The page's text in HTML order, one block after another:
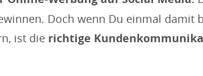
Doch wenn Du einmal damit
ist die richtige